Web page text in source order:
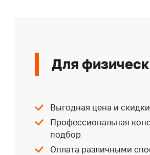
Для
Выгодная цена и скидки
Профессиональная
подбор
Оплата различными